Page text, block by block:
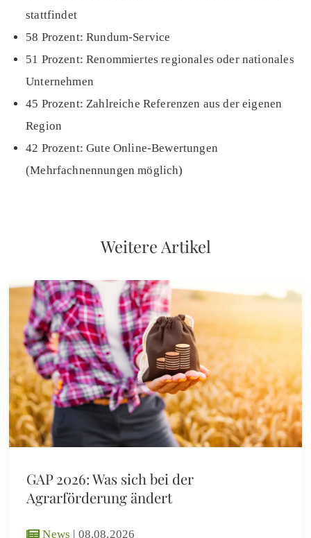
stattfindet
58 Prozent: Rundum-Service
51 Prozent: Renommiertes regionales oder nationales
Unternehmen
45 Prozent: Zahlreiche Referenzen aus der eigenen
Region
42 Prozent: Gute Online-Bewertungen
(Mehrfachnennungen möglich)
Weitere Artikel
GAP 2026: Was sich bei der
Agrarförderung ändert
News | 08.08.2026